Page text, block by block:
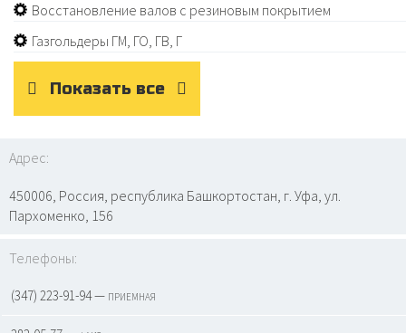
Восстановление валов с резиновым покрытием
Газгольдеры ГМ, ГО, ГВ, Г
Показать все
Адрес:
450006, Россия, республика Башкортостан, г. Уфа, ул.
Пархоменко, 156
Телефоны:
(347) 223-91-94 — приемная